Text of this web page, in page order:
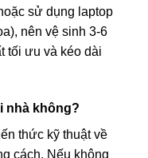
sử dụng laptop
nên vệ sinh 3-6
tối ưu và kéo dài
nhà không?
thức kỹ thuật về
cách. Nếu không